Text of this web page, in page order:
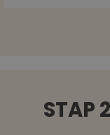
STAP 2